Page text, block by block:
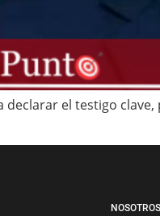
el testigo
NOSOTROS